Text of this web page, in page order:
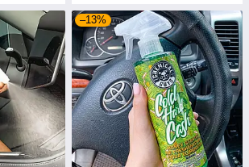
–13%